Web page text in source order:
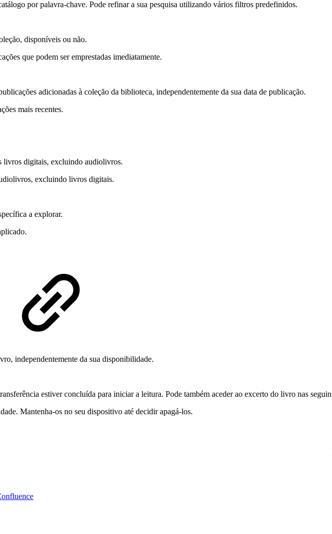
por palavra-chave. Pode refinar a sua pesquisa utilizando vários filtros predefinidos.
disponíveis ou não.
que podem ser emprestadas imediatamente.
adicionadas à coleção da biblioteca, independentemente da sua data de publicação.
mais recentes.
livros digitais, excluindo audiolivros.
excluindo livros digitais.
a explorar.
independentemente da sua disponibilidade.
estiver concluída para iniciar a leitura. Pode também aceder ao excerto do livro nas
Mantenha-os no seu dispositivo até decidir apagá-los.